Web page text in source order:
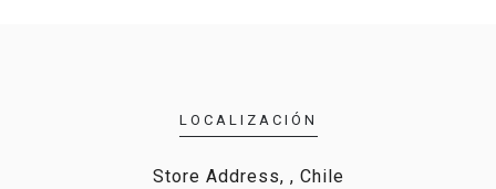
LOCALIZACIÓN
Store Address, , Chile